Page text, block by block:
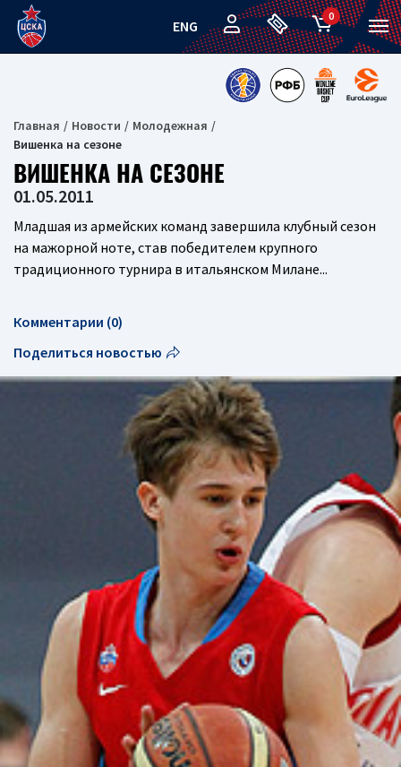
ENG
0
Главная Новости
Молодежная
Вишенка на сезоне
ВИШЕНКА НА СЕЗОНЕ
01.05.2011
Младшая из армейских команд завершила клубный сезон
на мажорной ноте, став победителем крупного
традиционного турнира в итальянском Милане...
Комментарии (0)
Поделиться новостью